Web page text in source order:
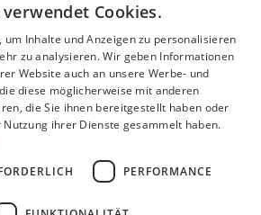
Cookies.
um Inhalte und Anzeigen zu personalisieren
zu analysieren. Wir geben Informationen
Website auch an unsere Werbe- und
diese möglicherweise mit anderen
die Sie ihnen bereitgestellt haben oder
ihrer Dienste gesammelt haben.
PERFORMANCE